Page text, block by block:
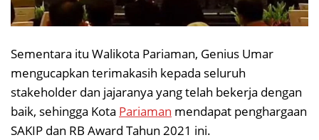
Sementara itu Walikota Pariaman, Genius Umar
mengucapkan terimakasih kepada seluruh
stakeholder dan jajaranya yang telah bekerja dengan
baik, sehingga Kota Pariaman mendapat penghargaan
SAKIP dan RB Award Tahun 2021 ini.